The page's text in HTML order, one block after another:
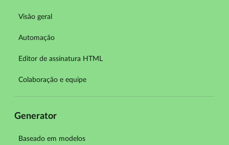
Visão geral
Automação
Editor de assinatura HTML
Colaboração e equipe
Generator
Baseado em modelos